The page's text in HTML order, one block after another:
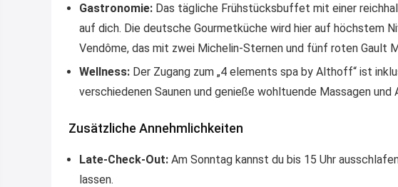
Gastronomie: Das tägliche Frühstücksbuffet mit einer
auf dich. Die deutsche Gourmetküche wird hier auf höchstem
Vendôme, das mit zwei Michelin-Sternen und fünf roten Gault
Wellness: Der Zugang zum „4 elements spa by Althoff“ ist
verschiedenen Saunen und genieße wohltuende Massagen und
Zusätzliche Annehmlichkeiten
Late-Check-Out: Am Sonntag kannst du bis 15 Uhr
lassen.